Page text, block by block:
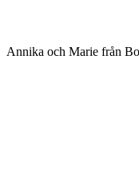
Annika och Marie från